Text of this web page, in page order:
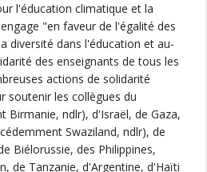
l'éducation climatique et la
"en faveur de l'égalité des
diversité dans l'éducation et au-
des enseignants de tous les
actions de solidarité
soutenir les collègues du
Birmanie, ndlr), d'Israël, de Gaza,
Swaziland, ndlr), de
Biélorussie, des Philippines,
de Tanzanie, d'Argentine, d'Haïti